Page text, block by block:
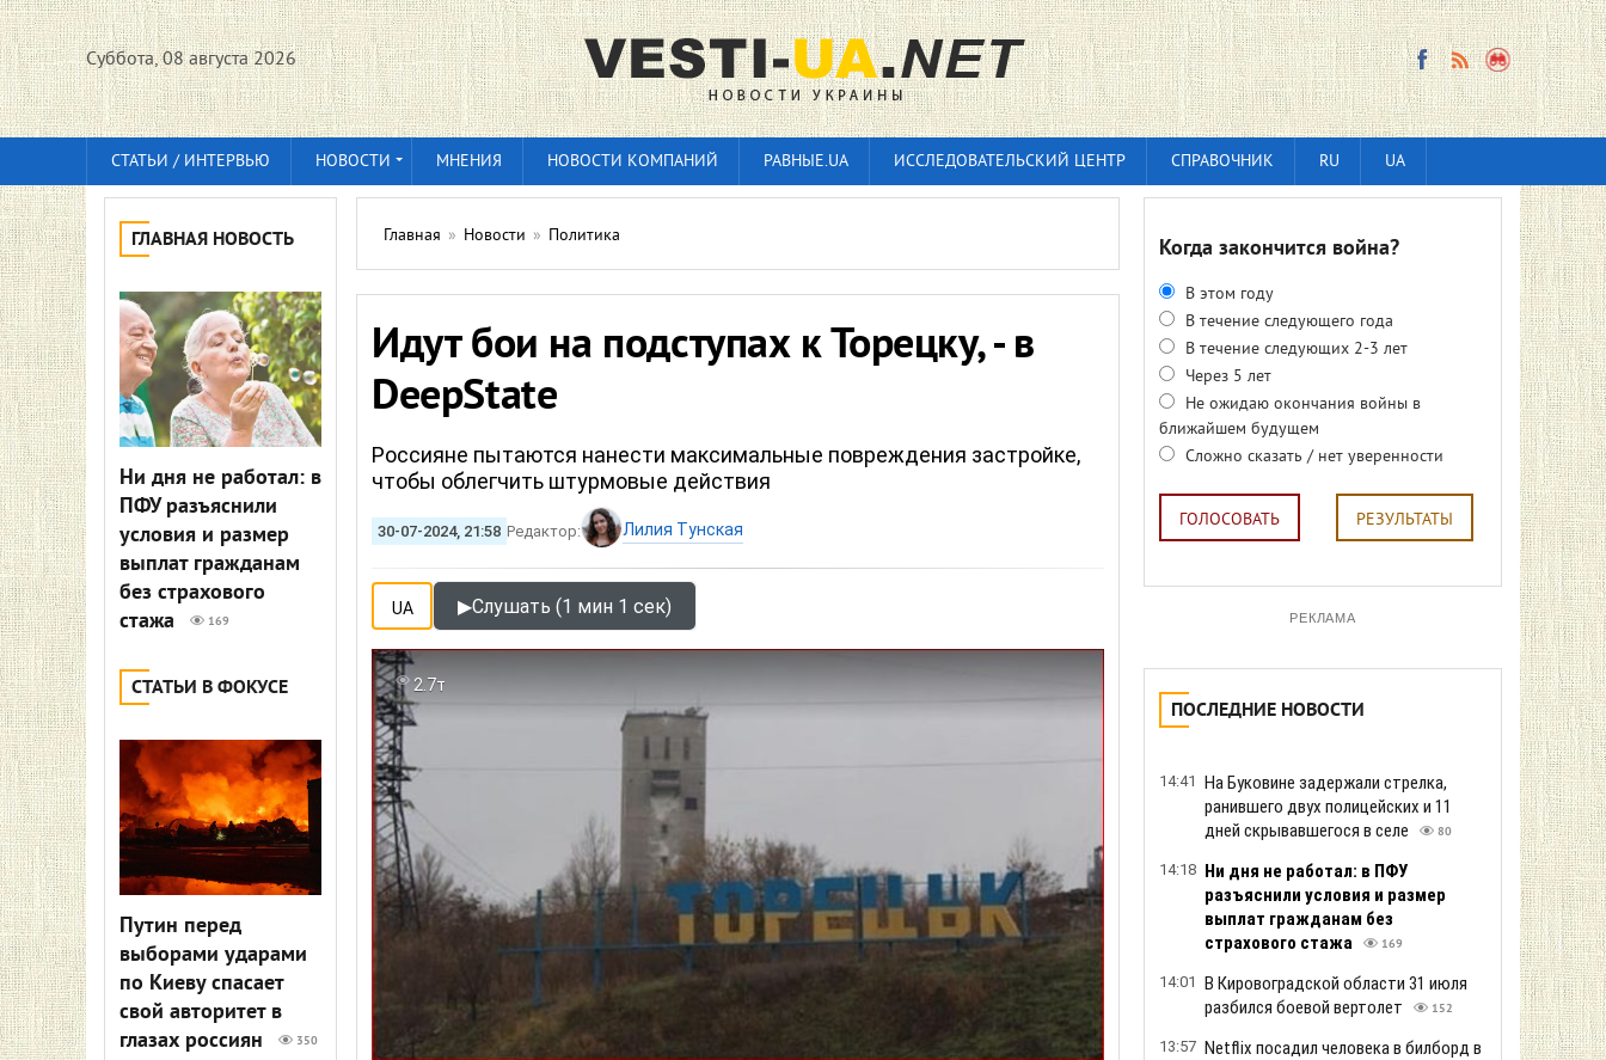
Суббота, 08 августа 2026
СТАТЬИ / ИНТЕРВЬЮ НОВОСТИ МНЕНИЯ НОВОСТИ КОМПАНИЙ РАВНЫЕ.UA ИССЛЕДОВАТЕЛЬСКИЙ ЦЕНТР СПРАВОЧНИК RU UA
ГЛАВНАЯ НОВОСТЬ
Ни дня не работал: в
ПФУ разъяснили
условия и размер
выплат гражданам
без страхового
стажа
169
СТАТЬИ В ФОКУСЕ
Путин перед
выборами ударами
по Киеву спасает
свой авторитет в
глазах россиян
350
Главная » Новости » Политика
Идут бои на подступах к Торецку, - в
DeepState
Россияне пытаются нанести максимальные повреждения застройке,
чтобы облегчить штурмовые действия
30-07-2024, 21:58 Редактор: Лилия Тунская
UA ▶Слушать (1 мин 1 сек)
2.7т
Когда закончится война?
В этом году
В течение следующего года
В течение следующих 2-3 лет
Через 5 лет
Не ожидаю окончания войны в
ближайшем будущем
Сложно сказать / нет уверенности
ГОЛОСОВАТЬ РЕЗУЛЬТАТЫ
РЕКЛАМА
ПОСЛЕДНИЕ НОВОСТИ
14:41 На Буковине задержали стрелка,
ранившего двух полицейских и 11
дней скрывавшегося в селе
80
14:18 Ни дня не работал: в ПФУ
разъяснили условия и размер
выплат гражданам без
страхового стажа
169
14:01 В Кировоградской области 31 июля
разбился боевой вертолет
152
13:57 Netflix посадил человека в билборд в